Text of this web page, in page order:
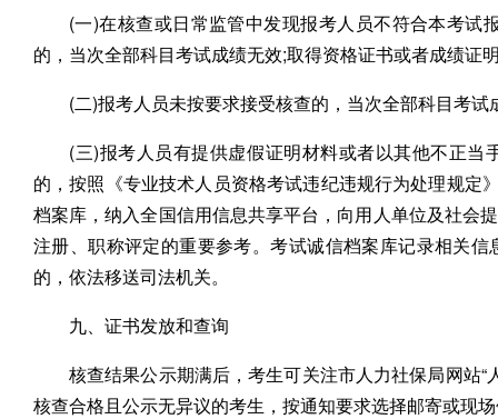
(一)在核查或日常监管中发现报考人员不符合本考试
的，当次全部科目考试成绩无效;取得资格证书或者成绩证
(二)报考人员未按要求接受核查的，当次全部科目考试
(三)报考人员有提供虚假证明材料或者以其他不正
的，按照《专业技术人员资格考试违纪违规行为处理规定
档案库，纳入全国信用信息共享平台，向用人单位及社会
注册、职称评定的重要参考。考试诚信档案库记录相关
的，依法移送司法机关。
九、证书发放和查询
核查结果公示期满后，考生可关注市人力社保局网站
核查合格且公示无异议的考生，按通知要求选择邮寄或现